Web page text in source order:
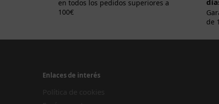
en todos los pedidos superiores a
100€
de
Enlaces de interés